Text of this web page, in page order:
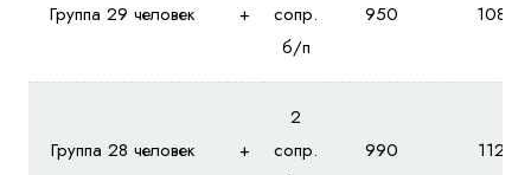
Группа 29 человек +
сопр.
б/п
950 1080
Группа 28 человек +
2
сопр.
990 1120